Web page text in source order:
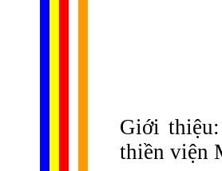
Giới
thiền viện